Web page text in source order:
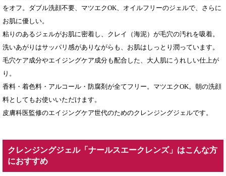
をオフ。ダブル洗顔不要、マツエクOK、オイルフリーのジェルで、さらに
お肌に優しい。
粘りのあるジェルがお肌に密着し、クレイ（海泥）が毛穴の汚れを吸着。
洗いあがりはサッパリ感がありながらも、お肌はしっとり潤っています。
毛穴ケア成分やエイジングケア成分も配合した、大人肌にうれしい仕上が
り。
香料・着色料・アルコール・防腐剤が全てフリー。マツエクOK。朝の洗顔
料としてもお使いいただけます。
皮膚科医監修のエイジングケア世代のためのクレンジングジェルです。
クレンジングジェル「ナールスエークレンズ」はこんな方
におすすめ